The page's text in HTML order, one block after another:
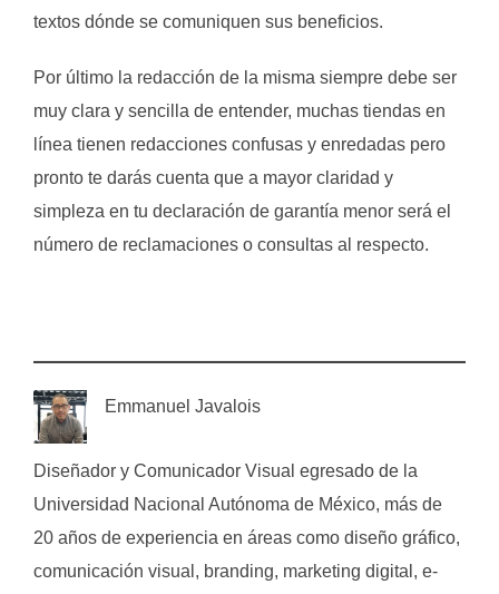
textos dónde se comuniquen sus beneficios.
Por último la redacción de la misma siempre debe ser
muy clara y sencilla de entender, muchas tiendas en
línea tienen redacciones confusas y enredadas pero
pronto te darás cuenta que a mayor claridad y
simpleza en tu declaración de garantía menor será el
número de reclamaciones o consultas al respecto.
Emmanuel Javalois
Diseñador y Comunicador Visual egresado de la
Universidad Nacional Autónoma de México, más de
20 años de experiencia en áreas como diseño gráfico,
comunicación visual, branding, marketing digital, e-